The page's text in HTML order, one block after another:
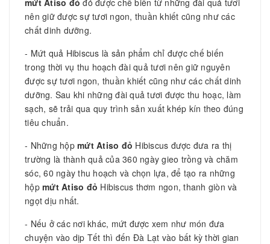
nên giữ được sự tươi ngon, thuần khiết cũng như các
chất dinh dưỡng.
- Mứt quả Hibiscus là sản phẩm chỉ được chế biến
trong thời vụ thu hoạch đài quả tươi nên giữ nguyên
được sự tươi ngon, thuần khiết cũng như các chất dinh
dưỡng. Sau khi những đài quả tươi được thu hoạc, làm
sạch, sẽ trải qua quy trình sản xuất khép kín theo đúng
tiêu chuẩn.
- Những hộp mứt Atiso đỏ Hibiscus được đưa ra thị
trường là thành quả của 360 ngày gieo trồng và chăm
sóc, 60 ngày thu hoạch và chọn lựa, để tạo ra những
hộp mứt Atiso đỏ Hibiscus thơm ngon, thanh giòn và
ngọt dịu nhất.
- Nếu ở các nơi khác, mứt được xem như món đưa
chuyện vào dịp Tết thì đến Đà Lạt vào bất kỳ thời gian